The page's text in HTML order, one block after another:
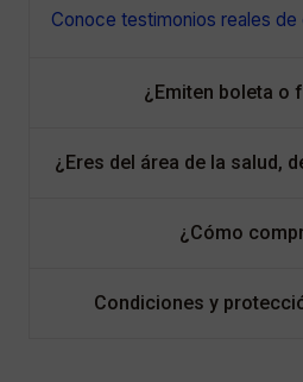
Conoce testimonios reales de
¿Emiten boleta o
¿Eres del área de la salud,
¿Cómo
Condiciones y